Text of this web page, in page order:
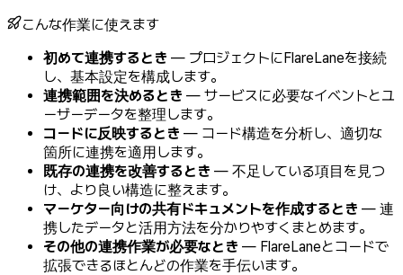
こんな作業に使えます
初めて連携するとき — プロジェクトにFlareLaneを接続
し、基本設定を構成します。
連携範囲を決めるとき — サービスに必要なイベントとユ
ーザーデータを整理します。
コードに反映するとき — コード構造を分析し、適切な
箇所に連携を適用します。
既存の連携を改善するとき — 不足している項目を見つ
け、より良い構造に整えます。
マーケター向けの共有ドキュメントを作成するとき — 連
携したデータと活用方法を分かりやすくまとめます。
その他の連携作業が必要なとき — FlareLaneとコードで
拡張できるほとんどの作業を手伝います。